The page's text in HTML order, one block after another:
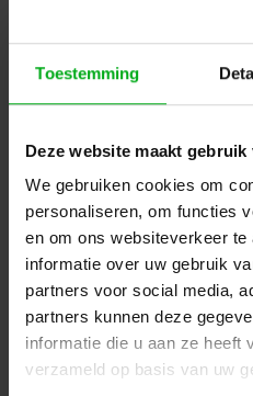
Toestemming
Deze website maakt gebruik
We gebruiken cookies om
personaliseren, om functies
en om ons websiteverkeer
informatie over uw gebruik
partners voor social media,
partners kunnen deze
informatie die u aan ze heeft
verzameld op basis van uw
HOF | 163D4D6UK | Alpha
Op voorraad levertijd 5 a 7
Login